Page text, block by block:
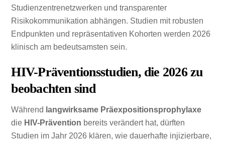
Studienzentrenetzwerken und transparenter
Risikokommunikation abhängen. Studien mit robusten
Endpunkten und repräsentativen Kohorten werden 2026
klinisch am bedeutsamsten sein.
HIV-Präventionsstudien, die 2026 zu
beobachten sind
Während langwirksame Präexpositionsprophylaxe
die HIV-Prävention bereits verändert hat, dürften
Studien im Jahr 2026 klären, wie dauerhafte injizierbare,